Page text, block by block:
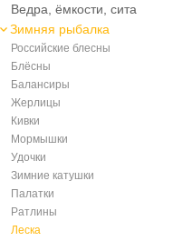
Ведра, ёмкости, сита
Зимняя рыбалка
Российские блесны
Блёсны
Балансиры
Жерлицы
Кивки
Мормышки
Удочки
Зимние катушки
Палатки
Ратлины
Леска